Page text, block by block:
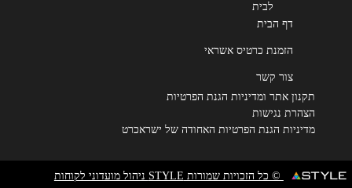
לבית
דף הבית
הזמנת כרטיס אשראי
צור קשר
תקנון אתר ומדיניות הגנת הפרטיות
הצהרת נגישות
מדיניות הגנת הפרטיות האחודה של ישראכרט
© כל הזכויות שמורות STYLE ניהול מועדוני לקוחות